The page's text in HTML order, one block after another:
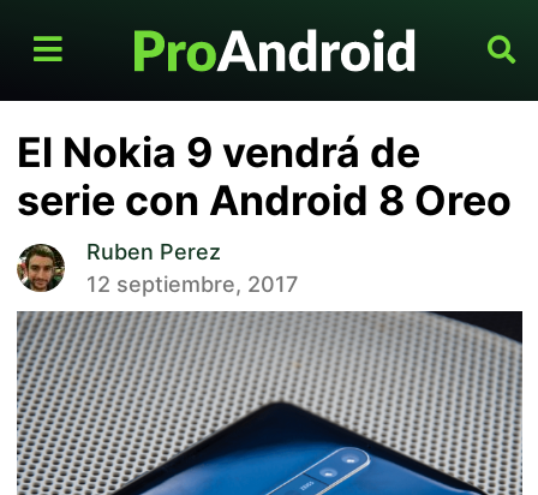
El Nokia 9 vendrá de
serie con Android 8 Oreo
Ruben Perez
12 septiembre, 2017